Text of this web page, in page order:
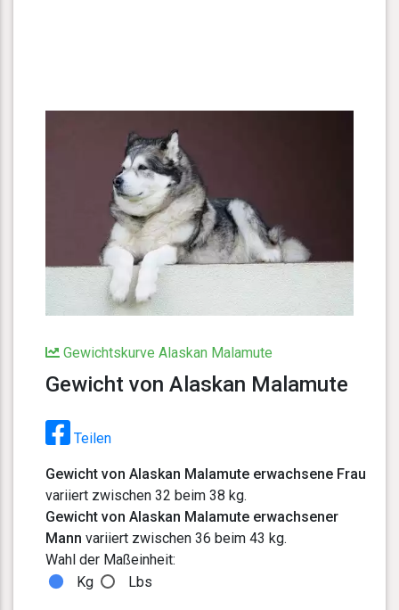
Gewichtskurve Alaskan Malamute
Gewicht von Alaskan Malamute
Teilen
Gewicht von Alaskan Malamute erwachsene Frau
variiert zwischen 32 beim 38 kg.
Gewicht von Alaskan Malamute erwachsener
Mann variiert zwischen 36 beim 43 kg.
Wahl der Maßeinheit:
Kg
Lbs